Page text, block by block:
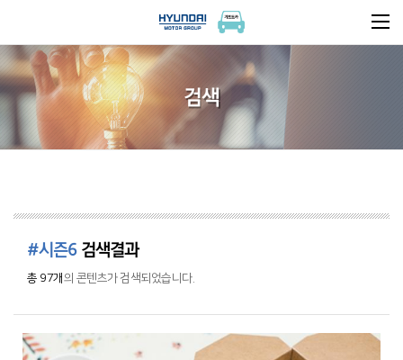
검색
#시즌6검색결과
총 97개 의 콘텐츠가 검색되었습니다.